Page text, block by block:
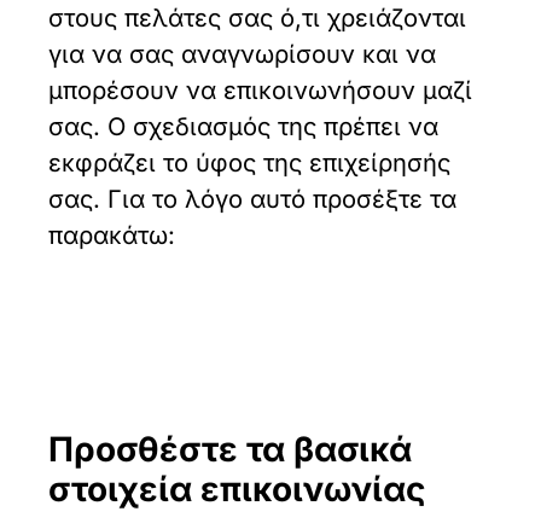
στους πελάτες σας ό,τι χρειάζονται
για να σας αναγνωρίσουν και να
μπορέσουν να επικοινωνήσουν μαζί
σας. Ο σχεδιασμός της πρέπει να
εκφράζει το ύφος της επιχείρησής
σας. Για το λόγο αυτό προσέξτε τα
παρακάτω:
Προσθέστε τα βασικά
στοιχεία επικοινωνίας